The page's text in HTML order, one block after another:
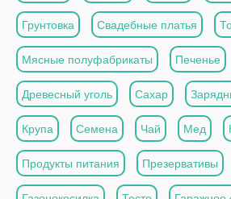
Грунтовка Свадебные платья
Мясные полуфабрикаты Печенье
Древесный уголь Сахар
Крупа Семена Чай Мед
Продукты питания Презервативы